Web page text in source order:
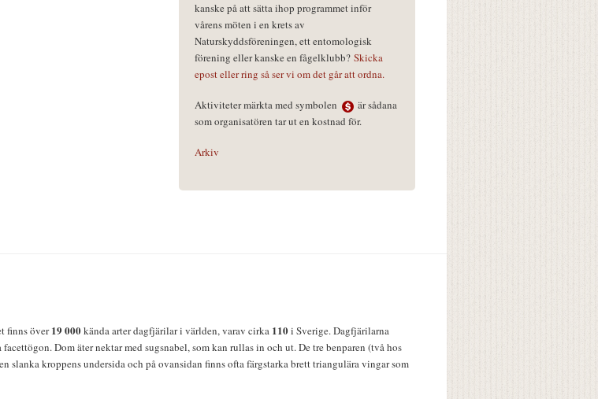
kanske på att sätta ihop programmet inför
vårens möten i en krets av
Naturskyddsföreningen, ett entomologisk
förening eller kanske en fågelklubb? Skicka
epost eller ring så ser vi om det går att ordna.
Aktiviteter märkta med symbolen
är sådana
som organisatören tar ut en kostnad för.
Arkiv
finns över19 000kända arter dagfjärilar i världen, varav cirka 110i Sverige. Dagfjärilarna
Dom äter nektar med sugsnabel, som kan rullas in och ut. De tre benparen (två hos
slanka kroppens undersida och på ovansidan finns ofta färgstarka brett triangulära vingar som